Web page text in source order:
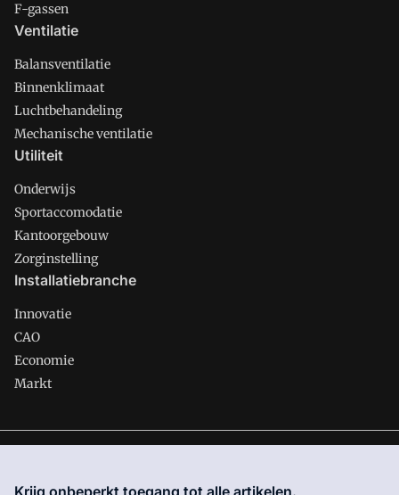
F-gassen
Ventilatie
Balansventilatie
Binnenklimaat
Luchtbehandeling
Mechanische ventilatie
Utiliteit
Onderwijs
Sportaccomodatie
Kantoorgebouw
Zorginstelling
Installatiebranche
Innovatie
CAO
Economie
Markt
waar VMN media voor staat. Op gebruik van deze site zijn de
Krijg onbeperkt toegang tot alle artikelen.